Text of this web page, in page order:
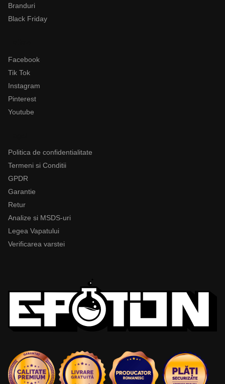
Branduri
Black Friday
Facebook
Tik Tok
Instagram
Pinterest
Youtube
Politica de confidentialitate
Termeni si Conditii
GPDR
Garantie
Retur
Analize si MSDS-uri
Legea Vapatului
Verificarea varstei